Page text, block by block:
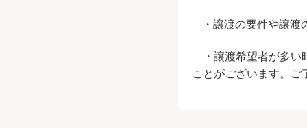
・譲渡の要件や譲
・譲渡希望者が多い
ことがございます。ご